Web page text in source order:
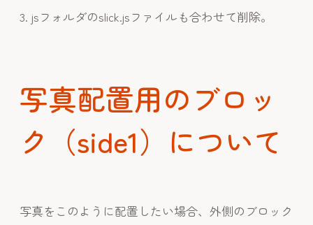
3. jsフォルダのslick.jsファイルも合わせて削除。
写真配置用のブロッ
ク（side1）について
写真をこのように配置したい場合、外側のブロック